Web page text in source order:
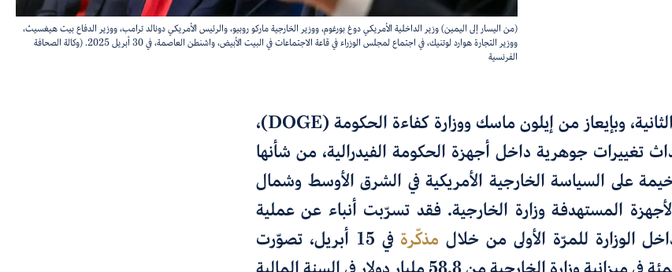
(من اليسار إلى اليمين) وزير الداخلية الأمريكي دوغ بورغوم، ووزير الخارجية ماركو روبيو، والرئيس الأمريكي دونالد ترامب، ووزير الدفاع بيت هيغسيث،
ووزير التجارة هوارد لوتنيك، في اجتماع لمجلس الوزراء في قاعة الاجتماعات في البيت الأبيض، واشنطن العاصمة، في 30 أبريل 2025. (وكالة الصحافة
الفرنسية
، وبإيعاز من إيلون ماسك ووزارة كفاءة الحكومة (DOGE)،
تغييرات جوهرية داخل أجهزة الحكومة الفيدرالية، من شأنها
على السياسة الخارجية الأمريكية في الشرق الأوسط وشمال
المستهدفة وزارة الخارجية. فقد تسرّبت أنباء عن عملية
الوزارة للمرّة الأولى من خلال مذكّرة
في 15 أبريل، تصوّرت